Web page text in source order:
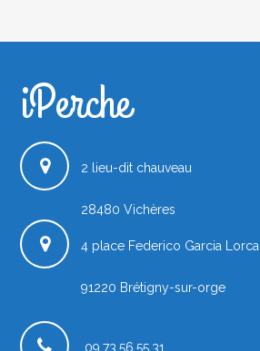
iPerche.fr
iPerche
2 lieu-dit chauveau
28480 Vichères
4 place Federico Garcia Lorca
91220 Brétigny-sur-orge
09.73.56.55.31